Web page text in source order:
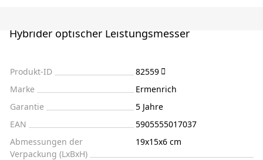
Hybrider optischer Leistungsmesser
Produkt-ID
82559
Marke
Ermenrich
Garantie
5 Jahre
EAN
5905555017037
Abmessungen der
Verpackung (LxBxH)
19x15x6 cm